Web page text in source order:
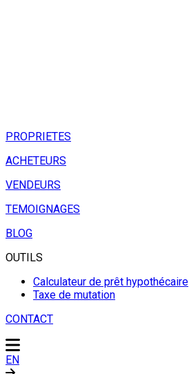
PROPRIETES
ACHETEURS
VENDEURS
TEMOIGNAGES
BLOG
OUTILS
Calculateur de prêt hypothécaire
Taxe de mutation
CONTACT
EN